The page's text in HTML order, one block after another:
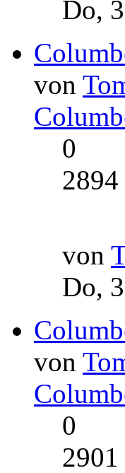
Do,
von
0
2894
von
Do,
von
0
2901